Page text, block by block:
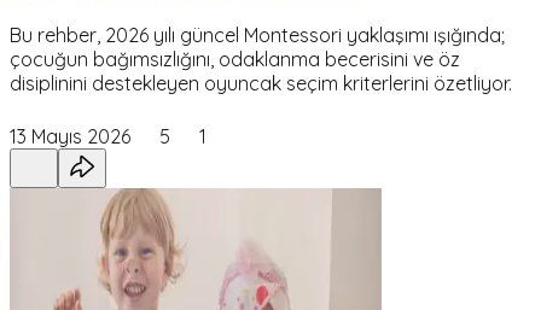
Bu rehber, 2026 yılı güncel Montessori yaklaşımı ışığında;
çocuğun bağımsızlığını, odaklanma becerisini ve öz
disiplinini destekleyen oyuncak seçim kriterlerini özetliyor.
13 Mayıs 2026 5 1